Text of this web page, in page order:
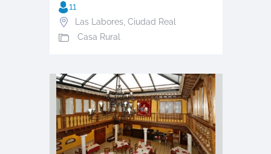
11
Las Labores, Ciudad Real
Casa Rural